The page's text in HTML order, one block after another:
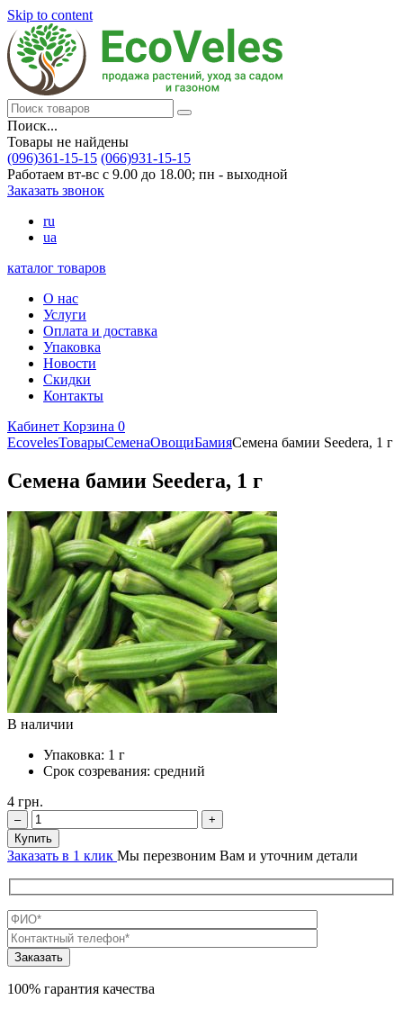
Skip to content
Поиск...
Товары не найдены
(096)361-15-15 (066)931-15-15
Работаем вт-вс с 9.00 до 18.00; пн - выходной
Заказать звонок
ru
ua
каталог товаров
О нас
Услуги
Оплата и доставка
Упаковка
Новости
Скидки
Контакты
Кабинет Корзина 0
EcovelesТоварыСеменаОвощиБамияСемена бамии Seedera, 1 г
Семена бамии Seedera, 1 г
В наличии
Упаковка: 1 г
Срок созревания: средний
4 грн.
–
+
Купить
Заказать в 1 клик Мы перезвоним Вам и уточним детали
100% гарантия качества